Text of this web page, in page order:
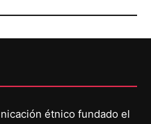
étnico fundado el